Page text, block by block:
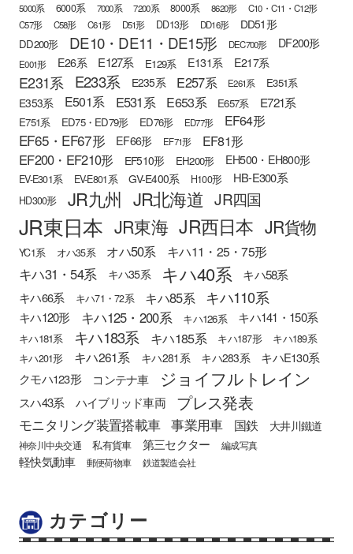
5000系 6000系 7000系 7200系 8000系 8620形
C10・C11・C12形
C57形
C58形 C61形 D51形 DD13形 DD16形 DD51形
DD200形 DE10・DE11・DE15形 DEC700形 DF200形
E001形 E26系 E127系 E129系 E131系 E217系
E231系 E233系 E235系 E257系 E261系 E351系
E353系 E501系 E531系 E653系 E657系 E721系
E751系 ED75・ED79形 ED76形 ED77形 EF64形
EF65・EF67形 EF66形 EF71形
EF81形
EF200・EF210形
EF510形 EH200形 EH500・EH800形
EV-E301系 EV-E801系 GV-E400系 H100形 HB-E300系
HD300形 JR九州 JR北海道 JR四国
JR東日本 JR東海 JR西日本 JR貨物
YC1系 オハ35系 オハ50系 キハ11・25・75形
キハ31・54系 キハ35系 キハ40系 キハ58系
キハ66系 キハ71・72系 キハ85系 キハ110系
キハ120形 キハ125・200系 キハ126系 キハ141・150系
キハ181系 キハ183系 キハ185系 キハ187形
キハ189系
キハ201形
キハ261系 キハ281系 キハ283系
キハE130系
クモハ123形
コンテナ車 ジョイフルトレイン
スハ43系 ハイブリッド車両 プレス発表
モニタリング装置搭載車 事業用車 国鉄 大井川鐵道
神奈川中央交通 私有貨車 第三セクター 編成写真
軽快気動車 郵便荷物車 鉄道製造会社
カテゴリー